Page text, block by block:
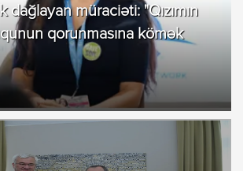
dağlayan müraciəti: "Qızımın
qorunmasına kömək